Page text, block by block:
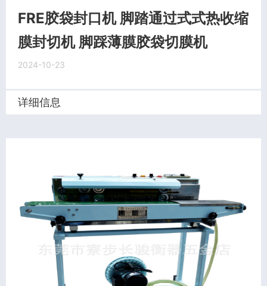
FRE胶袋封口机 脚踏通过式式热收缩
膜封切机 脚踩薄膜胶袋切膜机
2024-10-23
详细信息